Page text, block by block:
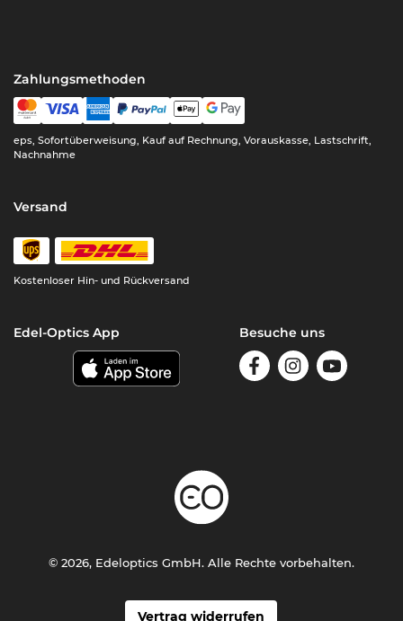
Zahlungsmethoden
eps, Sofortüberweisung, Kauf auf Rechnung, Vorauskasse, Lastschrift,
Nachnahme
Versand
Kostenloser Hin- und Rückversand
Edel-Optics App Besuche uns
Vertrag widerrufen
© 2026, Edeloptics GmbH. Alle Rechte vorbehalten.